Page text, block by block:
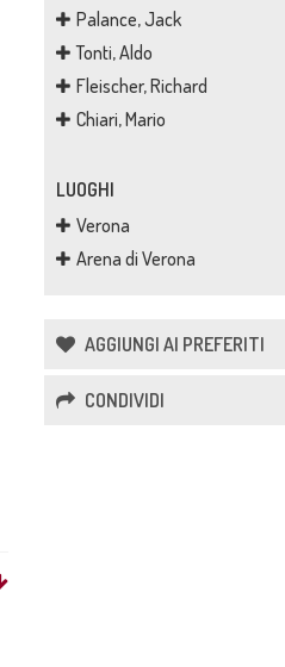
Palance, Jack
Tonti, Aldo
Fleischer, Richard
Chiari, Mario
LUOGHI
Verona
Arena di Verona
AGGIUNGI AI PREFERITI
CONDIVIDI